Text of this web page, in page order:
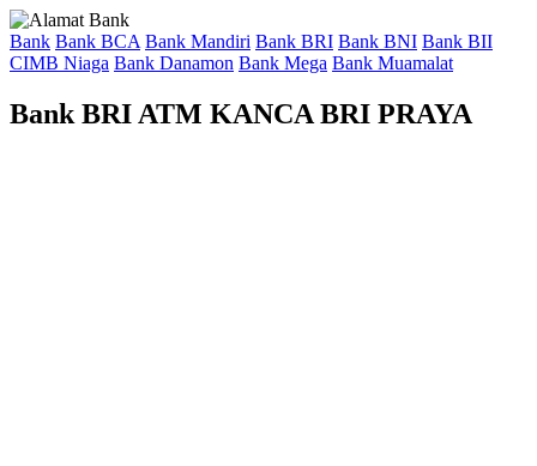
Bank Bank BCA Bank Mandiri Bank BRI Bank BNI Bank BII
CIMB Niaga Bank Danamon Bank Mega Bank Muamalat
Bank BRI ATM KANCA BRI PRAYA